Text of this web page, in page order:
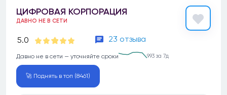
ЦИФРОВАЯ КОРПОРАЦИЯ
ДАВНО НЕ В СЕТИ
5.0 23 отзыва
Давно не в сети — уточняйте сроки 993 за 7д
🚀 Поднять в топ (8461)